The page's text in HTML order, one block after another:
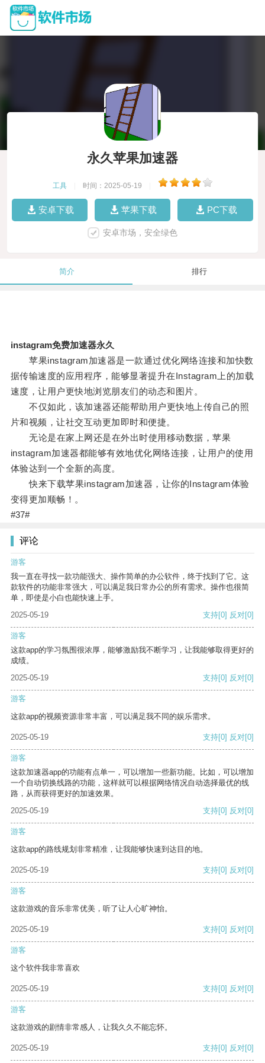
永久苹果加速器
工具 时间：2025-05-19
安卓下载 苹果下载 PC下载
安卓市场，安全绿色
简介 排行
instagram免费加速器永久
苹果instagram加速器是一款通过优化网络连接和加快数
据传输速度的应用程序，能够显著提升在Instagram上的加载
速度，让用户更快地浏览朋友们的动态和图片。
不仅如此，该加速器还能帮助用户更快地上传自己的照
片和视频，让社交互动更加即时和便捷。
无论是在家上网还是在外出时使用移动数据，苹果
instagram加速器都能够有效地优化网络连接，让用户的使用
体验达到一个全新的高度。
快来下载苹果instagram加速器，让你的Instagram体验
变得更加顺畅！。
#37#
评论
游客
我一直在寻找一款功能强大、操作简单的办公软件，终于找到了它。这
款软件的功能非常强大，可以满足我日常办公的所有需求。操作也很简
单，即使是小白也能快速上手。
2025-05-19
支持[0] 反对[0]
游客
这款app的学习氛围很浓厚，能够激励我不断学习，让我能够取得更好的
成绩。
2025-05-19
支持[0] 反对[0]
游客
这款app的视频资源非常丰富，可以满足我不同的娱乐需求。
2025-05-19 支持[0] 反对[0]
游客
这款加速器app的功能有点单一，可以增加一些新功能。比如，可以增加
一个自动切换线路的功能，这样就可以根据网络情况自动选择最优的线
路，从而获得更好的加速效果。
2025-05-19
支持[0] 反对[0]
游客
这款app的路线规划非常精准，让我能够快速到达目的地。
2025-05-19 支持[0] 反对[0]
游客
这款游戏的音乐非常优美，听了让人心旷神怡。
2025-05-19 支持[0] 反对[0]
游客
这个软件我非常喜欢
2025-05-19 支持[0] 反对[0]
游客
这款游戏的剧情非常感人，让我久久不能忘怀。
2025-05-19 支持[0] 反对[0]